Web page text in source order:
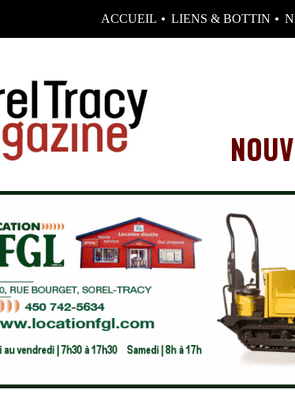
ACCUEIL LIENS & BOTTIN